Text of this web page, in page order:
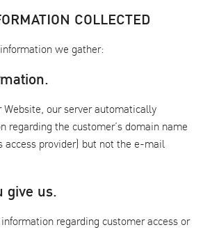
COLLECTED
we gather:
Website, our server automatically
regarding the customer’s domain name
access provider) but not the e-mail
give us.
regarding customer access or